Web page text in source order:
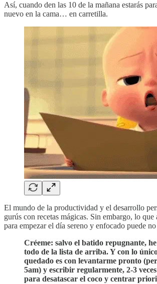
Así, cuando den las 10 de la mañana estarás
nuevo en la cama… en carretilla.
El mundo de la productividad y el desarrollo
gurús con recetas mágicas. Sin embargo, lo
para empezar el día sereno y enfocado puede
Créeme: salvo el batido repugnante,
todo de la lista de arriba. Y con lo
quedado es con levantarme pronto
5am) y escribir regularmente, 2-3
para desatascar el coco y centrar